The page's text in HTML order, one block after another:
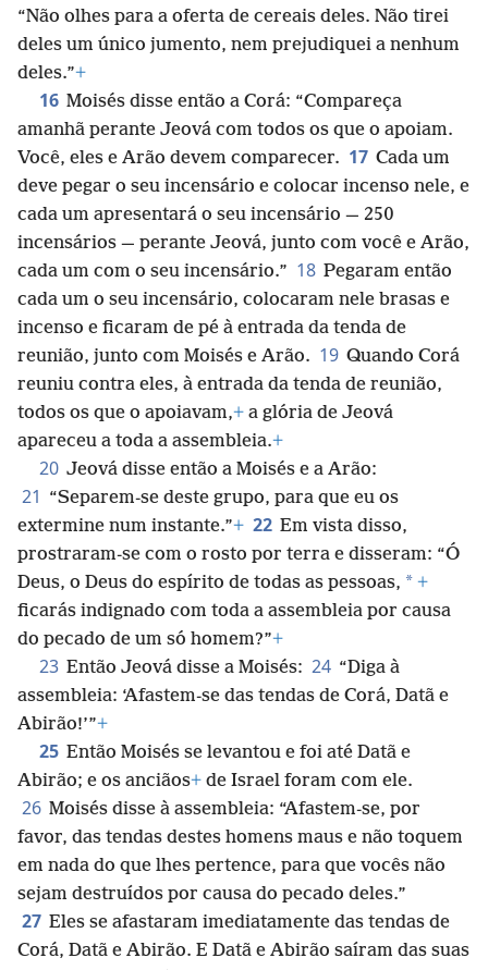
“Não olhes para a oferta de cereais deles. Não tirei
deles um único jumento, nem prejudiquei a nenhum
deles.”+
16 Moisés disse então a Corá: “Compareça
amanhã perante Jeová com todos os que o apoiam.
Você, eles e Arão devem comparecer. 17 Cada um
deve pegar o seu incensário e colocar incenso nele, e
cada um apresentará o seu incensário — 250
incensários — perante Jeová, junto com você e Arão,
cada um com o seu incensário.” 18 Pegaram então
cada um o seu incensário, colocaram nele brasas e
incenso e ficaram de pé à entrada da tenda de
reunião, junto com Moisés e Arão. 19 Quando Corá
reuniu contra eles, à entrada da tenda de reunião,
todos os que o apoiavam,+ a glória de Jeová
apareceu a toda a assembleia.+
20 Jeová disse então a Moisés e a Arão:
21 “Separem-se deste grupo, para que eu os
extermine num instante.”+ 22 Em vista disso,
prostraram-se com o rosto por terra e disseram: “Ó
Deus, o Deus do espírito de todas as pessoas, * +
ficarás indignado com toda a assembleia por causa
do pecado de um só homem?”+
23 Então Jeová disse a Moisés: 24 “Diga à
assembleia: ‘Afastem-se das tendas de Corá, Datã e
Abirão!’”+
25 Então Moisés se levantou e foi até Datã e
Abirão; e os anciãos+ de Israel foram com ele.
26 Moisés disse à assembleia: “Afastem-se, por
favor, das tendas destes homens maus e não toquem
em nada do que lhes pertence, para que vocês não
sejam destruídos por causa do pecado deles.”
27 Eles se afastaram imediatamente das tendas de
Corá, Datã e Abirão. E Datã e Abirão saíram das suas